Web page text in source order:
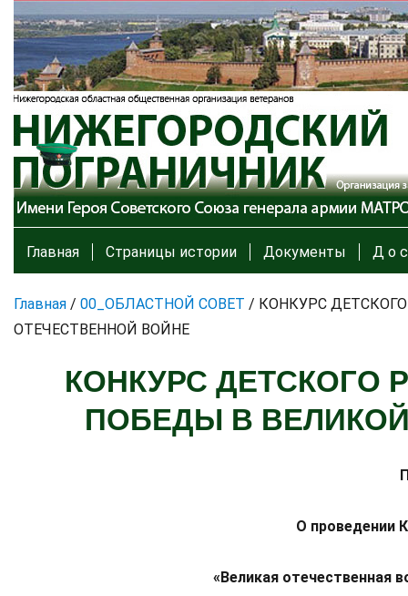
Главная Страницы истории Документы Д о с
Главная / 00_ОБЛАСТНОЙ СОВЕТ / КОНКУРС
ОТЕЧЕСТВЕННОЙ ВОЙНЕ
КОНКУРС ДЕТСКОГО
ПОБЕДЫ В
О проведении
«Великая отечественная